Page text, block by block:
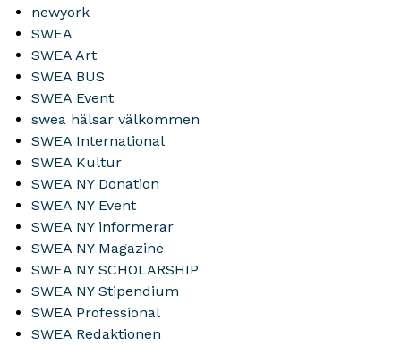
newyork
SWEA
SWEA Art
SWEA BUS
SWEA Event
swea hälsar välkommen
SWEA International
SWEA Kultur
SWEA NY Donation
SWEA NY Event
SWEA NY informerar
SWEA NY Magazine
SWEA NY SCHOLARSHIP
SWEA NY Stipendium
SWEA Professional
SWEA Redaktionen